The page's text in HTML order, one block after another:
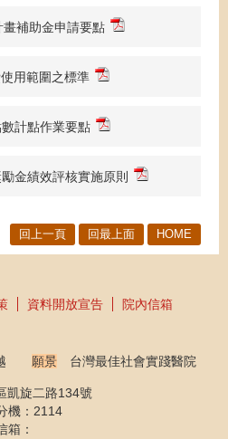
補助金申請要點
用範圍之標準
計點作業要點
金績效評核實施原則
回上一頁 回最上面 HOME
資料開放宣告
院內信箱
越 願景 台灣最佳社會實踐醫院
凱旋二路134號
機：2114
：